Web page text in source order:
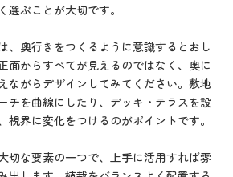
選ぶことが大切です。
、奥行きをつくるように意識するとおし
面からすべてが見えるのではなく、奥に
ながらデザインしてみてください。敷地
チを曲線にしたり、デッキ・テラスを設
視界に変化をつけるのがポイントです。
切な要素の一つで、上手に活用すれば雰